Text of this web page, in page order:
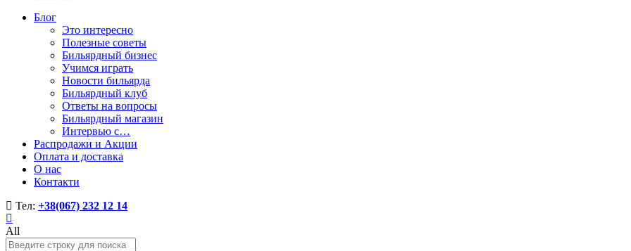
Блог
Это интересно
Полезные советы
Бильярдный бизнес
Учимся играть
Новости бильярда
Бильярдный клуб
Ответы на вопросы
Бильярдный магазин
Интервью с…
Распродажи и Акции
Оплата и доставка
О нас
Контакти
Тел: +38(067) 232 12 14
All